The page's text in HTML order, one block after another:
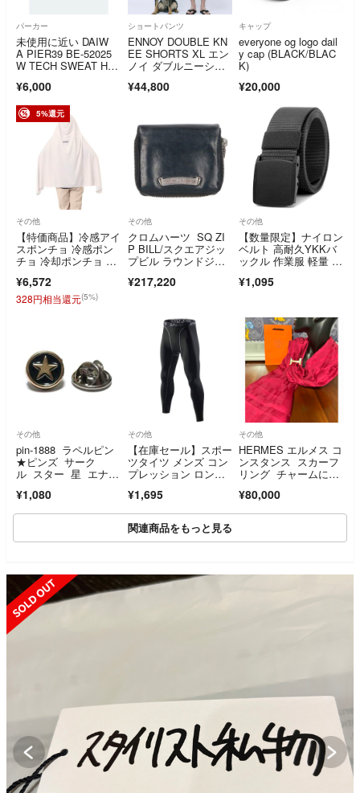
パーカー
未使用に近い DAIW
A PIER39 BE-52025
W TECH SWEAT HO
ズ
¥6,000
ショートパンツ
ENNOY DOUBLE KN
EE SHORTS XL エン
ノイ ダブルニーショ
物
¥44,800
キャップ
everyone og logo dail
y cap (BLACK/BLAC
K)
¥20,000
5%還元
その他
【特価商品】冷感アイ
スポンチョ 冷感ポン
チョ 冷却ポンチョ 冷
¥6,572
328円相当還元(5%)
その他
クロムハーツ SQ ZI
P BILL/スクエアジッ
プビル ラウンドジッ
布 メンズ
¥217,220
その他
【数量限定】ナイロン
ベルト 高耐久YKKバ
ックル 作業服 軽量 フ
¥1,095
その他
pin-1888 ラペルピン
★ピンズ サーク
ル スター 星 エナメ
¥1,080
その他
【在庫セール】スポー
ツタイツ メンズ コン
プレッション ロン
¥1,695
その他
HERMES エルメス コ
ンスタンス スカーフ
リング チャームに
¥80,000
関連商品をもっと見る